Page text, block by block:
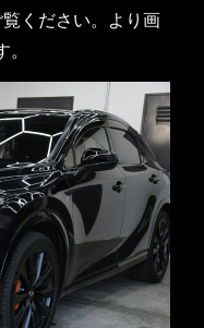
ください。より画